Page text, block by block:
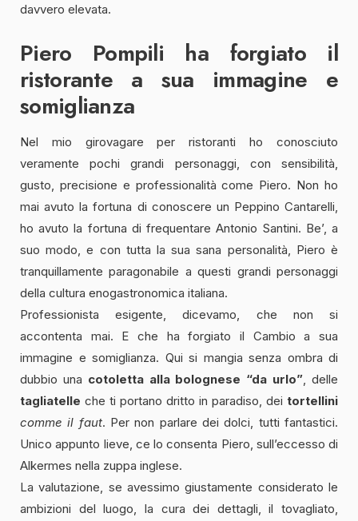
davvero elevata.
Piero Pompili ha forgiato il
ristorante a sua immagine e
somiglianza
Nel mio girovagare per ristoranti ho conosciuto
veramente pochi grandi personaggi, con sensibilità,
gusto, precisione e professionalità come Piero. Non ho
mai avuto la fortuna di conoscere un Peppino Cantarelli,
ho avuto la fortuna di frequentare Antonio Santini. Be’, a
suo modo, e con tutta la sua sana personalità, Piero è
tranquillamente paragonabile a questi grandi personaggi
della cultura enogastronomica italiana.
Professionista esigente, dicevamo, che non si
accontenta mai. E che ha forgiato il Cambio a sua
immagine e somiglianza. Qui si mangia senza ombra di
dubbio una cotoletta alla bolognese “da urlo” , delle
tagliatelle che ti portano dritto in paradiso, dei tortellini
comme il faut. Per non parlare dei dolci, tutti fantastici.
Unico appunto lieve, ce lo consenta Piero, sull’eccesso di
Alkermes nella zuppa inglese.
La valutazione, se avessimo giustamente considerato le
ambizioni del luogo, la cura dei dettagli, il tovagliato,